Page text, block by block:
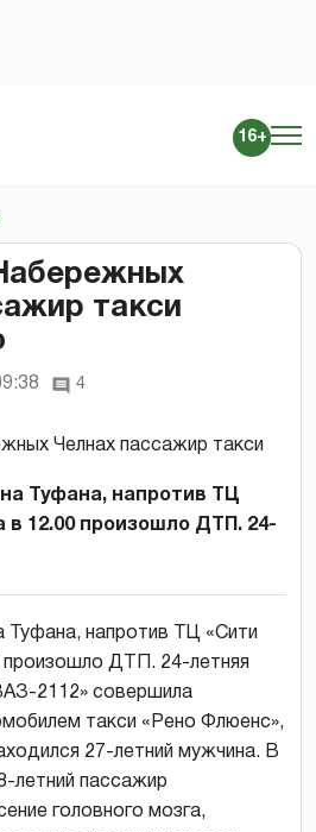
16+
такси
4
Туфана, напротив ТЦ
в 12.00 произошло ДТП. 24-
Туфана, напротив ТЦ «Сити
произошло ДТП. 24-летняя
2112» совершила
такси «Рено Флюенс»,
27-летний мужчина. В
летний пассажир
головного мозга,